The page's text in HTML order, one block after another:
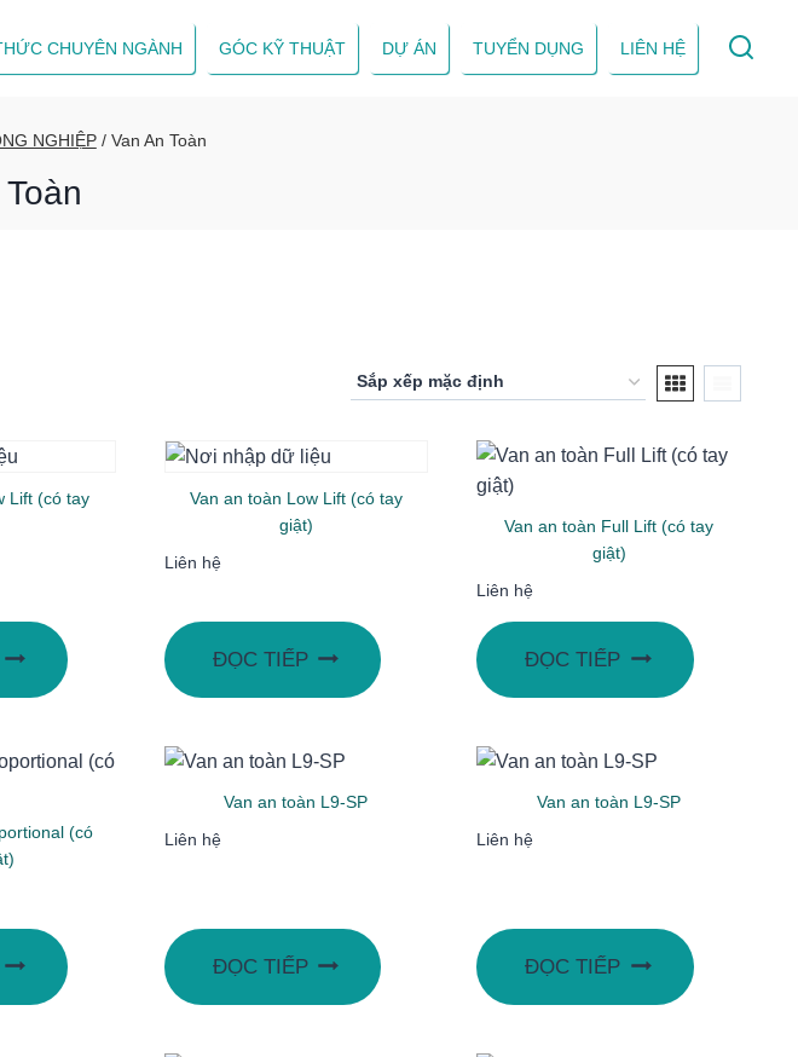
CHUYÊN NGÀNH GÓC KỸ THUẬT DỰ ÁN TUYỂN DỤNG LIÊN HỆ
NGHIỆP / Van An Toàn
Lift (có tay
Van an toàn Low Lift (có tay
giật)
Liên hệ
ĐỌC TIẾP
Van an toàn Full Lift (có tay
giật)
Liên hệ
ĐỌC TIẾP
(có
Van an toàn L9-SP
Liên hệ
ĐỌC TIẾP
Van an toàn L9-SP
Liên hệ
ĐỌC TIẾP